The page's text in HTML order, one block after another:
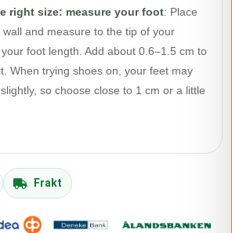
right size: measure your foot: Place
and measure to the tip of your
foot length. Add about 0.6–1.5 cm to
When trying shoes on, your feet may
so choose close to 1 cm or a little
Frakt